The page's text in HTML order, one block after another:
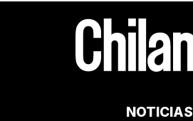
NOTICIAS